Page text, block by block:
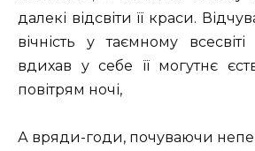
далекі відсвіти її краси.
вічність у таємному
вдихав у себе її могутнє
повітрям ночі,
А вряди-годи, почуваючи